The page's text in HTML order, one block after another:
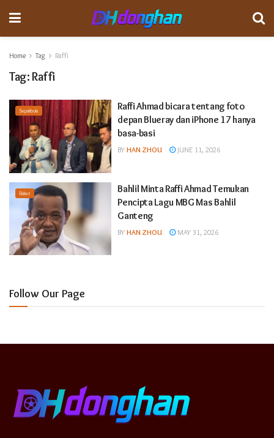
Home Tag Raffi
Tag:Raffi
Sepakbola
Raffi Ahmad bicara tentang foto
depan Blueray dan iPhone 17 hanya
basa-basi
BY HAN ZHOU JUNE 11, 2026
Raket
Bahlil Minta Raffi Ahmad Temukan
Pencipta Lagu MBG Mas Bahlil
Ganteng
BY HAN ZHOU MAY 31, 2026
Follow Our Page